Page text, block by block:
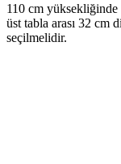
110 cm yüksekliğinde
üst tabla arası 32 cm
seçilmelidir.